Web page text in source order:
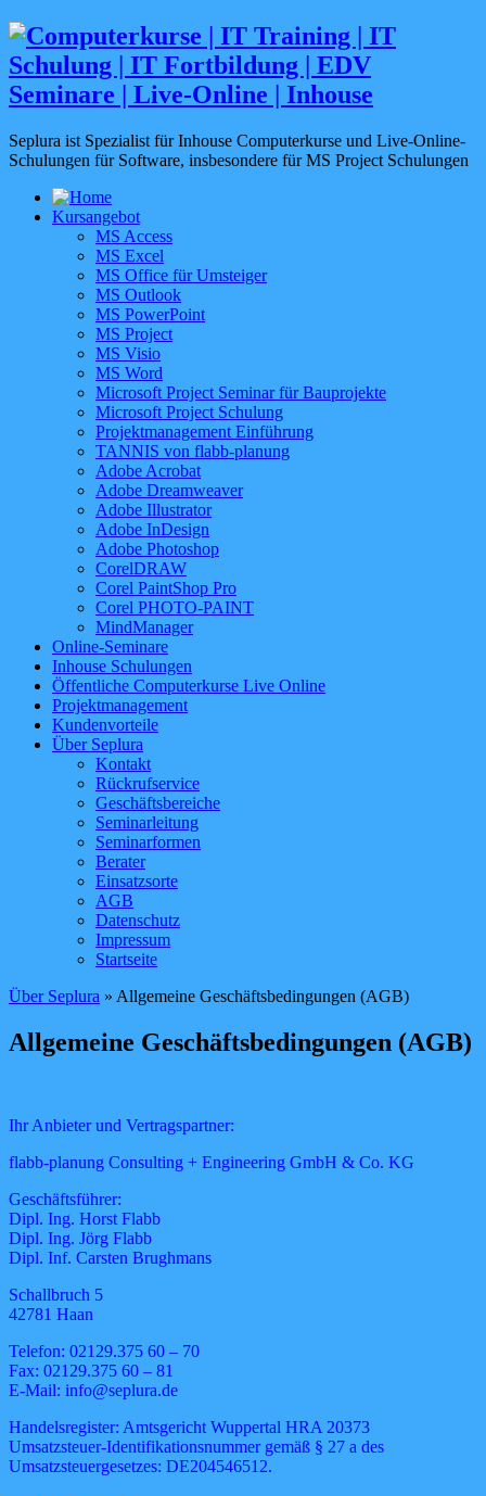
Seplura ist Spezialist für Inhouse Computerkurse und Live-Online-
Schulungen für Software, insbesondere für MS Project Schulungen
Kursangebot
MS Access
MS Excel
MS Office für Umsteiger
MS Outlook
MS PowerPoint
MS Project
MS Visio
MS Word
Microsoft Project Seminar für Bauprojekte
Microsoft Project Schulung
Projektmanagement Einführung
TANNIS von flabb-planung
Adobe Acrobat
Adobe Dreamweaver
Adobe Illustrator
Adobe InDesign
Adobe Photoshop
CorelDRAW
Corel PaintShop Pro
Corel PHOTO-PAINT
MindManager
Online-Seminare
Inhouse Schulungen
Öffentliche Computerkurse Live Online
Projektmanagement
Kundenvorteile
Über Seplura
Kontakt
Rückrufservice
Geschäftsbereiche
Seminarleitung
Seminarformen
Berater
Einsatzsorte
AGB
Datenschutz
Impressum
Startseite
Über Seplura » Allgemeine Geschäftsbedingungen (AGB)
Allgemeine Geschäftsbedingungen (AGB)
Ihr Anbieter und Vertragspartner:
flabb-planung Consulting + Engineering GmbH & Co. KG
Geschäftsführer:
Dipl. Ing. Horst Flabb
Dipl. Ing. Jörg Flabb
Dipl. Inf. Carsten Brughmans
Schallbruch 5
42781 Haan
Telefon: 02129.375 60 – 70
Fax: 02129.375 60 – 81
E-Mail: info@seplura.de
Handelsregister: Amtsgericht Wuppertal HRA 20373
Umsatzsteuer-Identifikationsnummer gemäß § 27 a des
Umsatzsteuergesetzes: DE204546512.